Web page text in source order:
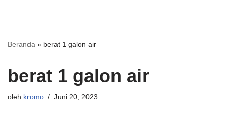
Beranda » berat 1 galon air
berat 1 galon air
oleh kromo Juni 20, 2023